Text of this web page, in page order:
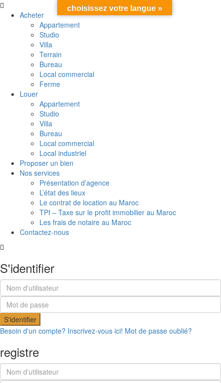
Acheter
Appartement
Studio
Villa
Terrain
Bureau
Local commercial
Ferme
Louer
Appartement
Studio
Villa
Bureau
Local commercial
Local industriel
Proposer un bien
Nos services
Présentation d’agence
L’état des lieux
Le contrat de location au Maroc
TPI – Taxe sur le profit immobilier au Maroc
Les frais de notaire au Maroc
Contactez-nous
S'identifier
S'identifier
Besoin d'un compte? Inscrivez-vous ici! Mot de passe oublié?
registre
choisissez votre langue »